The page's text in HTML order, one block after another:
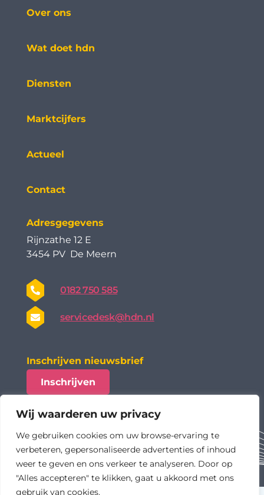
Wij waarderen uw privacy
We gebruiken cookies om uw browse-ervaring te
verbeteren, gepersonaliseerde advertenties of inhoud
weer te geven en ons verkeer te analyseren. Door op
"Alles accepteren" te klikken, gaat u akkoord met ons
gebruik van cookies.
Over ons
Wat doet hdn
Diensten
Marktcijfers
Actueel
Contact
Adresgegevens
Rijnzathe 12 E
3454 PV De Meern
0182 750 585
servicedesk@hdn.nl
Inschrijven nieuwsbrief
Inschrijven